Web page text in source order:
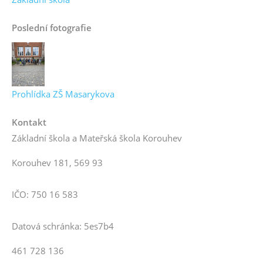
Poslední fotografie
Prohlídka ZŠ Masarykova
Kontakt
Základní škola a Mateřská škola Korouhev
Korouhev 181, 569 93
IČO: 750 16 583
Datová schránka: 5es7b4
461 728 136